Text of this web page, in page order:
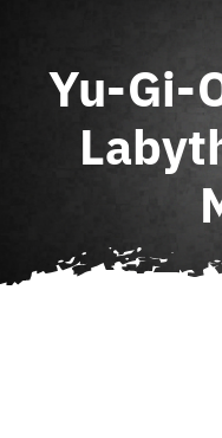
Billetterie
Contact
Yu-Gi-